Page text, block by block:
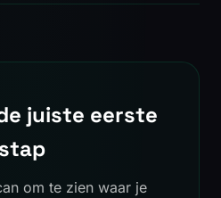
juiste eerste
stap
om te zien waar je